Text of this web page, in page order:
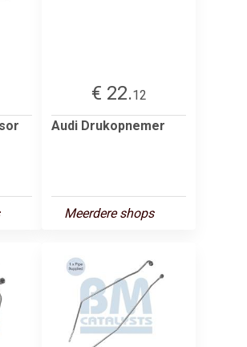
€ 22.12
Audi Drukopnemer
Meerdere shops